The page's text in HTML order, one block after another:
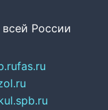
России
fas.ru